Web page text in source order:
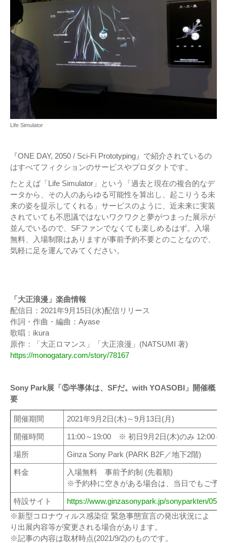
Life Simulator
『ONE DAY, 2050 / Sci-Fi Prototyping』で紹介されているの
はすべてフィクションのサービスやプロダクトです。
たとえば「Life Simulator」という「過去と現在の複合的なデ
ータから、その人のあらゆる可能性を算出し、起こりうる未
来の姿を提示してくれる」サービスのように、近未来に実装
されていても不思議ではないワクワクと夢がつまった展示が
並んでいるので、SFファンでなくても楽しめるはず。入場
無料、入場制限はありますが事前予約不要とのことなので、
気軽に足を運んでみてください。
「大正浪漫」楽曲情報
配信日：2021年9月15日(水)配信リリース
作詞・作曲・編曲：Ayase
歌唱：ikura
原作：「大正ロマンス」「大正浪漫」(NATSUMI 著)
https://monogatary.com/story/78167
Sony Park展「⑤半導体は、SFだ。with YOASOBI」開催概
要
開催期間 2021年9月2日(木)～9月13日(月)
開催時間 11:00～19:00 ※ 初日9月2日(木)のみ 12:00～
場所 Ginza Sony Park (PARK B2F／地下2階)
料金
入場無料 事前予約制 (先着順)
※予約枠に空きがある場合は、当日でもご予
特設サイト
https://www.ginzasonypark.jp/sonyparkten/
※新型コロナウィルス感染症 緊急事態宣言の発出状況によ
り出展内容等が変更される場合があります。
※記事の内容は取材時点(2021/9/2)のものです。